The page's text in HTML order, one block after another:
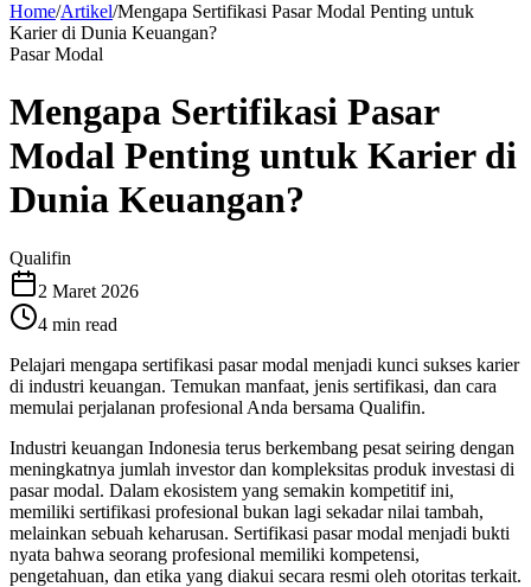
Home/Artikel/Mengapa Sertifikasi Pasar Modal Penting untuk
Karier di Dunia Keuangan?
Pasar Modal
Mengapa Sertifikasi Pasar
Modal Penting untuk Karier di
Dunia Keuangan?
Qualifin
2 Maret 2026
4 min read
Pelajari mengapa sertifikasi pasar modal menjadi kunci sukses karier
di industri keuangan. Temukan manfaat, jenis sertifikasi, dan cara
memulai perjalanan profesional Anda bersama Qualifin.
Industri keuangan Indonesia terus berkembang pesat seiring dengan
meningkatnya jumlah investor dan kompleksitas produk investasi di
pasar modal. Dalam ekosistem yang semakin kompetitif ini,
memiliki sertifikasi profesional bukan lagi sekadar nilai tambah,
melainkan sebuah keharusan. Sertifikasi pasar modal menjadi bukti
nyata bahwa seorang profesional memiliki kompetensi,
pengetahuan, dan etika yang diakui secara resmi oleh otoritas terkait.